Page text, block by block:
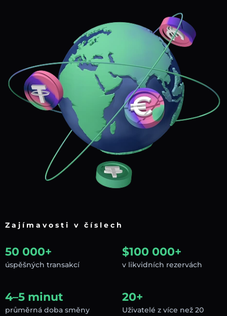
Zajímavosti v číslech
50 000+
úspěšných transakcí
$100 000+
v likvidních rezervách
4–5 minut
průměrná doba směny
20+
Uživatelé z více než 20